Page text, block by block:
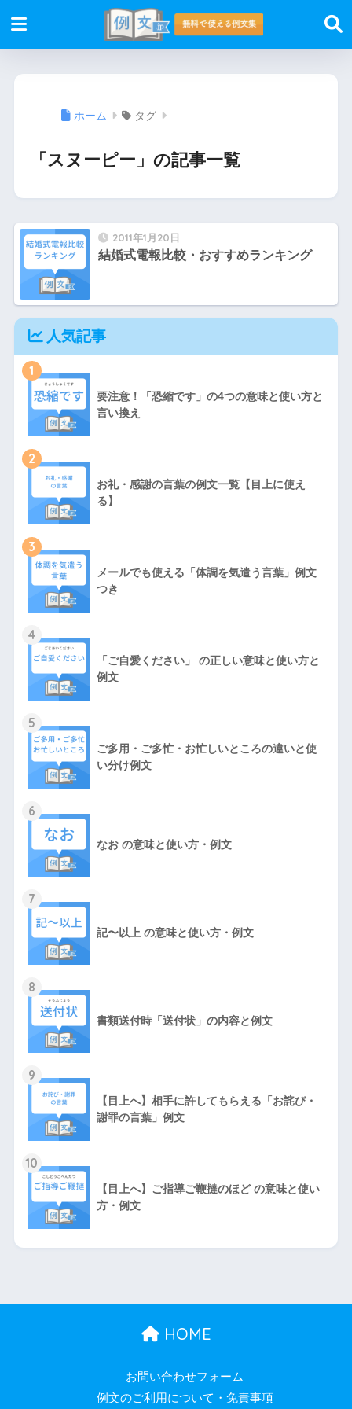
ホーム タグ
「スヌーピー」の記事一覧
2011年1月20日
結婚式電報比較・おすすめランキング
人気記事
1
要注意！「恐縮です」の4つの意味と使い方と
言い換え
2
お礼・感謝の言葉の例文一覧【目上に使え
る】
3
メールでも使える「体調を気遣う言葉」例文
つき
4
「ご自愛ください」 の正しい意味と使い方と
例文
5
ご多用・ご多忙・お忙しいところの違いと使
い分け例文
6
なお の意味と使い方・例文
7
記〜以上 の意味と使い方・例文
8
書類送付時「送付状」の内容と例文
9
【目上へ】相手に許してもらえる「お詫び・
謝罪の言葉」例文
10
【目上へ】ご指導ご鞭撻のほど の意味と使い
方・例文
HOME
お問い合わせフォーム
例文のご利用について・免責事項